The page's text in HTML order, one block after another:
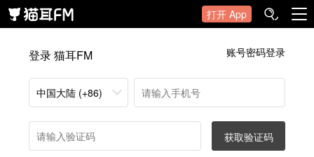
打开 App
登录 猫耳FM 账号密码登录
中国大陆 (+86)
获取验证码